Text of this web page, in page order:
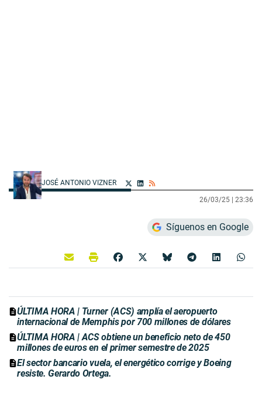
JOSÉ ANTONIO VIZNER
26/03/25 | 23:36
Síguenos en Google
ÚLTIMA HORA | Turner (ACS) amplía el aeropuerto
internacional de Memphis por 700 millones de dólares
ÚLTIMA HORA | ACS obtiene un beneficio neto de 450
millones de euros en el primer semestre de 2025
El sector bancario vuela, el energético corrige y Boeing
resiste. Gerardo Ortega.